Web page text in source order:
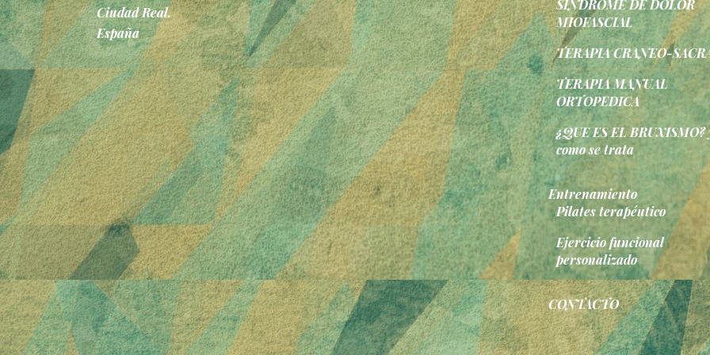
Ciudad Real.
España
SINDROME DE DOLOR
MIOFASCIAL
TERAPIA CRANEO-
TERAPIA MANUAL
ORTOPEDICA
¿QUE ES EL BRUXISMO?
como se trata
Entrenamiento
Pilates terapéutico
Ejercicio funcional
personalizado
CONTACTO